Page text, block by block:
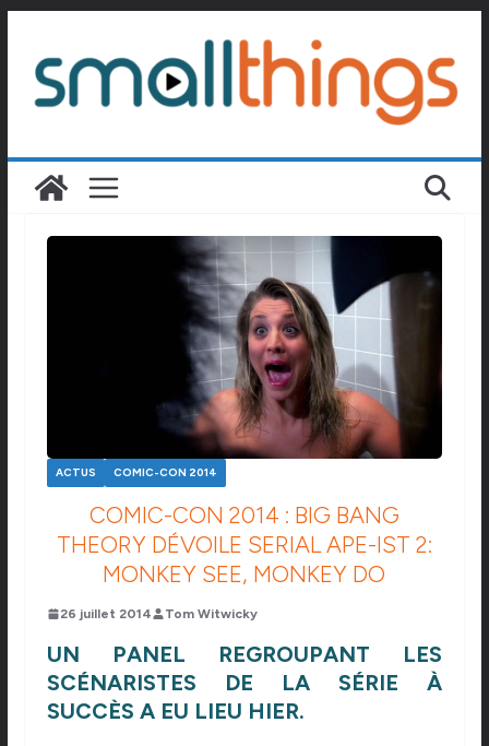
contenu
ACTUS COMIC-CON 2014
COMIC-CON 2014 : BIG BANG
THEORY DÉVOILE SERIAL APE-IST 2:
MONKEY SEE, MONKEY DO
26 juillet 2014 Tom Witwicky
UN PANEL REGROUPANT LES
SCÉNARISTES DE LA SÉRIE À
SUCCÈS A EU LIEU HIER.